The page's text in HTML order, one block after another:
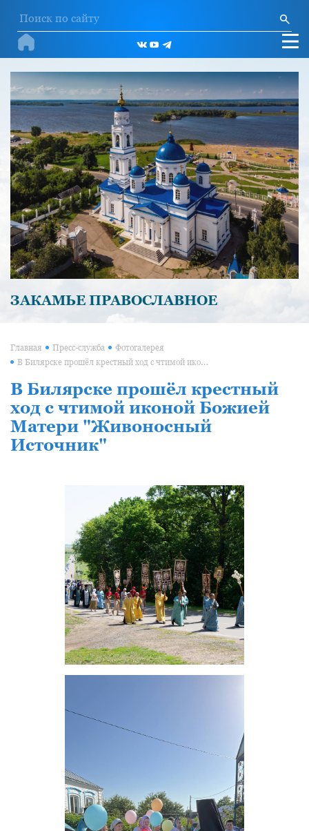
ЗАКАМЬЕ ПРАВОСЛАВНОЕ
Главная Пресс-служба Фотогалерея
В Билярске прошёл крестный ход с чтимой иконой Божией Матери "Живоносный Источник"
В Билярске прошёл крестный
ход с чтимой иконой Божией
Матери "Живоносный
Источник"